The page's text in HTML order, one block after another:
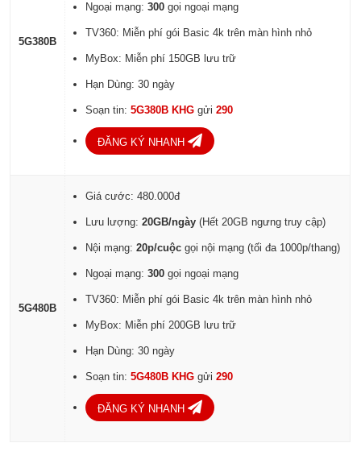
5G380B
Ngoại mạng:300gọi ngoại mạng
TV360: Miễn phí gói Basic 4k trên màn hình nhỏ
MyBox: Miễn phí 150GB lưu trữ
Hạn Dùng: 30 ngày
Soạn tin:5G380B KHGgửi290
ĐĂNG KÝ NHANH
5G480B
Giá cước: 480.000đ
Lưu lượng:20GB/ngày (Hết 20GB ngưng truy cập)
Nội mạng:20p/cuộc gọi nội mạng (tối đa 1000p/thang)
Ngoại mạng:300gọi ngoại mạng
TV360: Miễn phí gói Basic 4k trên màn hình nhỏ
MyBox: Miễn phí 200GB lưu trữ
Hạn Dùng: 30 ngày
Soạn tin:5G480B KHGgửi290
ĐĂNG KÝ NHANH